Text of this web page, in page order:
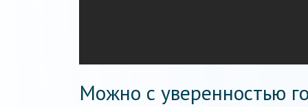
Можно с уверенностью